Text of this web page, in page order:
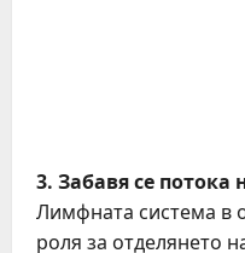
3. Забавя се
Лимфната система в
роля за отделянето